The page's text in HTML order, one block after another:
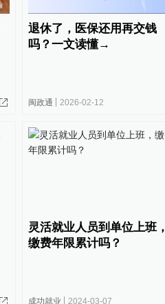
退休了，医保还用再交钱
吗？一文读懂→
闽政通 2026-02-12
灵活就业人员到单位上班，
缴费年限累计吗？
成功就业 2024-03-07